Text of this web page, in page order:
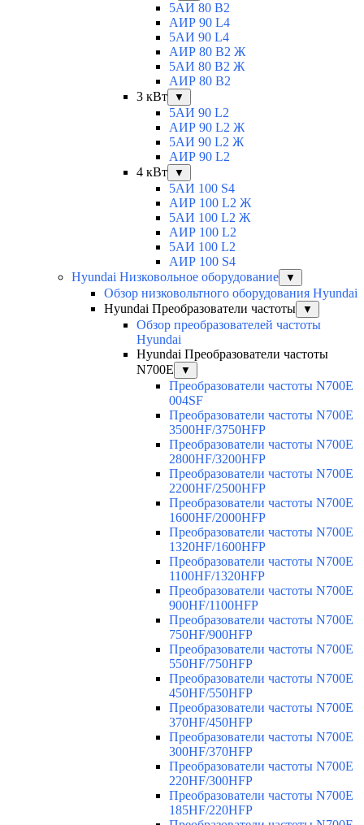
5АИ 80 B2
АИР 90 L4
5АИ 90 L4
АИР 80 В2 Ж
5АИ 80 В2 Ж
АИР 80 B2
3 кВт
▼
5АИ 90 L2
АИР 90 L2 Ж
5АИ 90 L2 Ж
АИР 90 L2
4 кВт
▼
5АИ 100 S4
АИР 100 L2 Ж
5АИ 100 L2 Ж
АИР 100 L2
5АИ 100 L2
АИР 100 S4
Hyundai Низковольное оборудование
▼
Обзор низковольтного оборудования Hyundai
Hyundai Преобразователи частоты
▼
Обзор преобразователей частоты
Hyundai
Hyundai Преобразователи частоты
N700E
▼
Преобразователи частоты N700E
004SF
Преобразователи частоты N700E
3500HF/3750HFP
Преобразователи частоты N700E
2800HF/3200HFP
Преобразователи частоты N700E
2200HF/2500HFP
Преобразователи частоты N700E
1600HF/2000HFP
Преобразователи частоты N700E
1320HF/1600HFP
Преобразователи частоты N700E
1100HF/1320HFP
Преобразователи частоты N700E
900HF/1100HFP
Преобразователи частоты N700E
750HF/900HFP
Преобразователи частоты N700E
550HF/750HFP
Преобразователи частоты N700E
450HF/550HFP
Преобразователи частоты N700E
370HF/450HFP
Преобразователи частоты N700E
300HF/370HFP
Преобразователи частоты N700E
220HF/300HFP
Преобразователи частоты N700E
185HF/220HFP